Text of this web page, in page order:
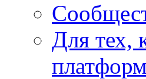
Для тех,
платформ